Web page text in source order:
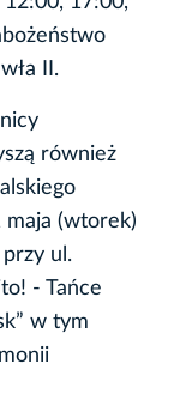
II.
również
maja (wtorek)
ul.
- Tańce
w tym